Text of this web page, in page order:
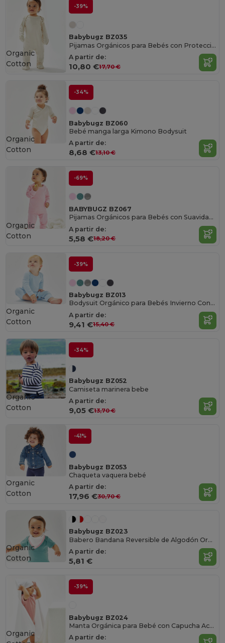
-39%
Babybugz BZ035
Pijamas Orgánicos para Bebés con Protección Completa
A partir de:
10,80 €17,70 €
Organic
Cotton
-34%
Babybugz BZ060
Bebé manga larga Kimono Bodysuit
A partir de:
8,68 €13,10 €
Organic
Cotton
-69%
BABYBUGZ BZ067
Pijamas Orgánicos para Bebés con Suavidad Extra
A partir de:
5,58 €18,20 €
Organic
Cotton
-39%
Babybugz BZ013
Bodysuit Orgánico para Bebés Invierno Confortable
A partir de:
9,41 €15,40 €
Organic
Cotton
-34%
Babybugz BZ052
Camiseta marinera bebe
A partir de:
9,05 €13,70 €
Organic
Cotton
-41%
Babybugz BZ053
Chaqueta vaquera bebé
A partir de:
17,96 €30,70 €
Organic
Cotton
Babybugz BZ023
Babero Bandana Reversible de Algodón Orgánico
A partir de:
5,81 €
Organic
Cotton
-39%
Babybugz BZ024
Manta Orgánica para Bebé con Capucha Acogedora
A partir de:
Organic